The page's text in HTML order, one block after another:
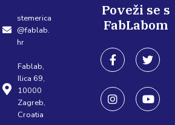
stemerica
@fablab.
hr
Fablab,
Ilica 69,
10000
Zagreb,
Croatia
Poveži se s
FabLabom